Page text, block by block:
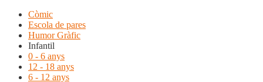
Còmic
Escola de pares
Humor Gràfic
Infantil
0 - 6 anys
12 - 18 anys
6 - 12 anys